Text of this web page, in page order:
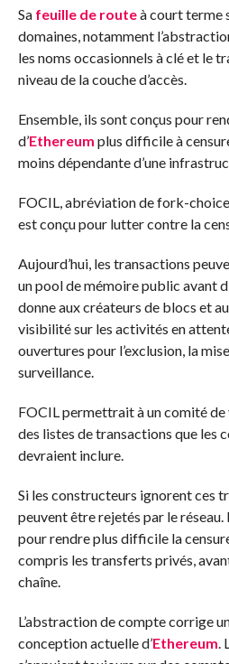
Sa feuille de routeà court terme
domaines, notamment
les noms occasionnels à clé et le
niveau de la couche d’accès.
Ensemble, ils sont conçus pour
d’Ethereum plus difficile à
moins dépendante d’une
FOCIL, abréviation de fork-
est conçu pour lutter contre la
Aujourd’hui, les transactions
un pool de mémoire public avant
donne aux créateurs de blocs et
visibilité sur les activités en
ouvertures pour l’exclusion, la
surveillance.
FOCIL permettrait à un comité
des listes de transactions que les
devraient inclure.
Si les constructeurs ignorent ces
peuvent être rejetés par le réseau.
pour rendre plus difficile la
compris les transferts privés,
chaîne.
L’abstraction de compte corrige
conception actuelle d’Ethereum